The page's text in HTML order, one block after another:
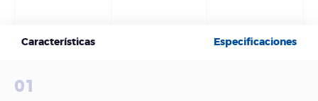
Características Especificaciones
01